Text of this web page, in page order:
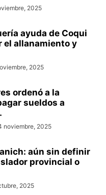
2025
ayuda de Coqui
el allanamiento y
2025
ordenó a la
sueldos a
noviembre, 2025
aún sin definir
provincial o
2025